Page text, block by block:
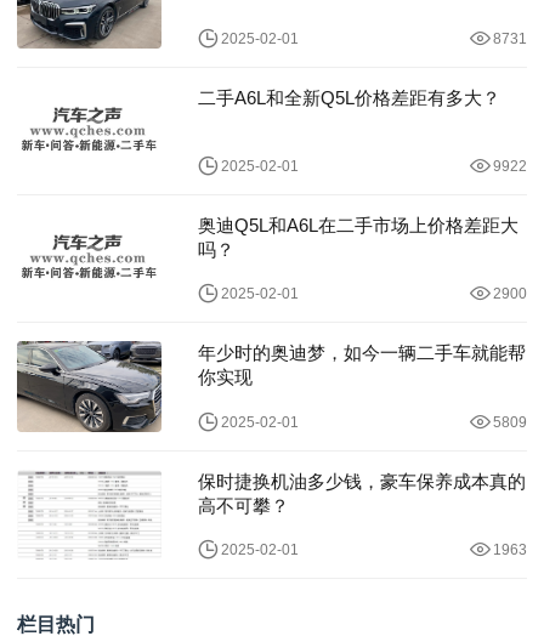
2025-02-01 8731
二手A6L和全新Q5L价格差距有多大？
2025-02-01 9922
奥迪Q5L和A6L在二手市场上价格差距大
吗？
2025-02-01 2900
年少时的奥迪梦，如今一辆二手车就能帮
你实现
2025-02-01 5809
保时捷换机油多少钱，豪车保养成本真的
高不可攀？
2025-02-01 1963
栏目热门